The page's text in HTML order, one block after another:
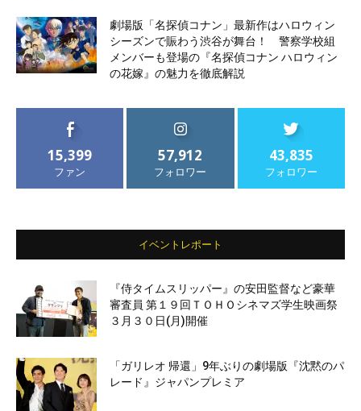
劇場版「名探偵コナン」最新作はハロウィン
シーズンで賑わう渋谷が舞台！ 警察学校組
メンバーも登場の『名探偵コナン ハロウィン
の花嫁』の魅力を徹底解説
15,399
ファン
57,912
フォロワー
43,835
フォロワー
イベントレポート
『侍タイムスリッパー』の安田監督など豪華
審査員 第１９回ＴＯＨＯシネマズ学生映画祭
３月３０日(月)開催
「ガリレオ 帰還」9年ぶりの劇場版『沈黙のパ
レード』ジャパンプレミア